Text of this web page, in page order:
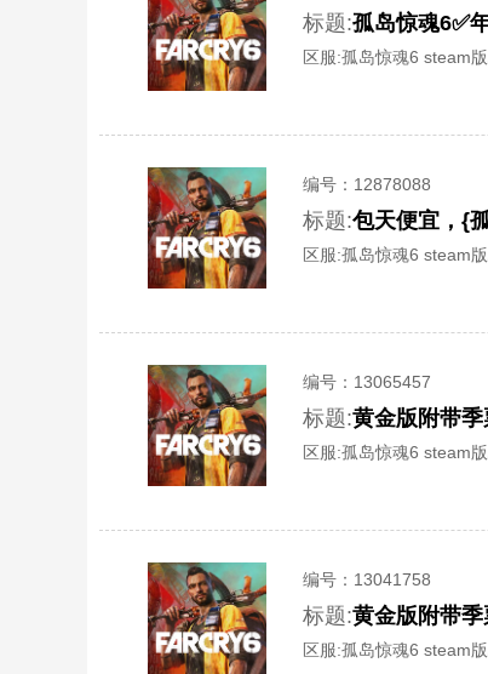
标题:孤岛惊魂6✅
区服:孤岛惊魂6 steam
编号： 12878088
标题:
区服:孤岛惊魂6 steam
编号： 13065457
标题:
区服:孤岛惊魂6 steam
编号： 13041758
标题:黄金版附带
区服:孤岛惊魂6 steam